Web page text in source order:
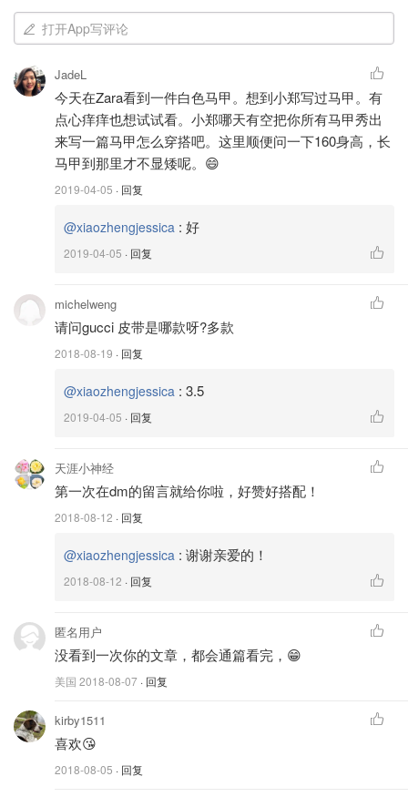
我以前也怕职场穿粉色太幼齿，其实用黑色压住粉色就不会
有这样的烦恼啦！黑色羊绒上衣是我定做的大律师同款，来
自一个英国的Maison Cashmere品牌。
没有现货，通通都是按照订单生产，制作周期要10-20天！
超过160美金就可以全球免运费，价格要比一般羊绒品牌低
是怎么简单！ 》
粉色阔腿裤是我偶然发现的一个澳洲本土品牌Rebecca
打开App写评论
JadeL
今天在Zara看到一件白色马甲。想到小郑写过马甲。有
点心痒痒也想试试看。小郑哪天有空把你所有马甲秀出
来写一篇马甲怎么穿搭吧。这里顺便问一下160身高，长
马甲到那里才不显矮呢。😄
2019-04-05 · 回复
@xiaozhengjessica : 好
2019-04-05 · 回复
michelweng
请问gucci 皮带是哪款呀?多款
2018-08-19 · 回复
@xiaozhengjessica : 3.5
2019-04-05 · 回复
天涯小神经
第一次在dm的留言就给你啦，好赞好搭配！
2018-08-12 · 回复
@xiaozhengjessica : 谢谢亲爱的！
2018-08-12 · 回复
匿名用户
没看到一次你的文章，都会通篇看完，😁
美国 2018-08-07 · 回复
kirby1511
喜欢😘
2018-08-05 · 回复